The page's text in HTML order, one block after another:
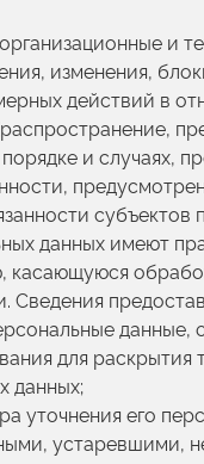
и
изменения,
действий в
и случаях,
субъектов
данных имеют
касающуюся
Сведения
данные,
для
данных;
уточнения его
устаревшими,